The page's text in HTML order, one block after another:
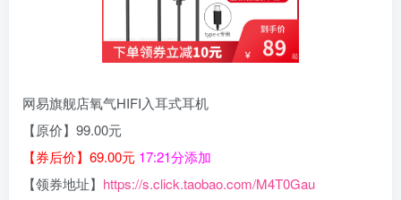
网易旗舰店氧气HIFI入耳式耳机
【原价】99.00元
【券后价】69.00元 17:21分添加
【领券地址】 https://s.click.taobao.com/M4T0Gau